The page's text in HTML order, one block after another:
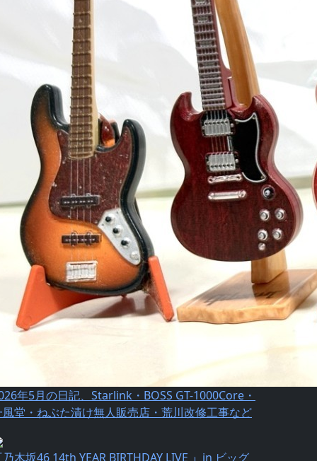
年5月の日記、Starlink・BOSS GT-1000Core・
風堂・ねぶた漬け無人販売店・荒川改修工事など
⽊坂46 14th YEAR BIRTHDAY LIVE 』in ビッグ